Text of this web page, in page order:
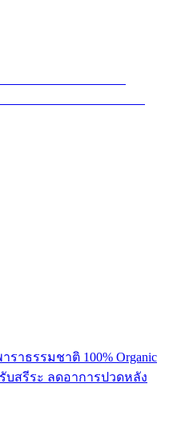
ราธรรมชาติ 100% Organic
รับสรีระ ลดอาการปวดหลัง